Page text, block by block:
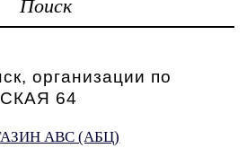
Поиск
организации по
64
ABC (АБЦ)